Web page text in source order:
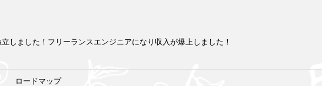
ました！フリーランスエンジニアになり収入が爆上しました！
ロードマップ